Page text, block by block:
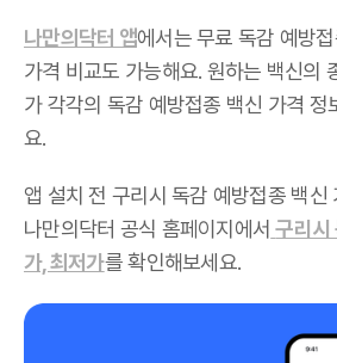
나만의닥터 앱에서는 무료 독감 예방
가격 비교도 가능해요. 원하는 백신의
가 각각의 독감 예방접종 백신 가격 정
요.
앱 설치 전 구리시 독감 예방접종 백신
나만의닥터 공식 홈페이지에서 구리시
가, 최저가를 확인해보세요.